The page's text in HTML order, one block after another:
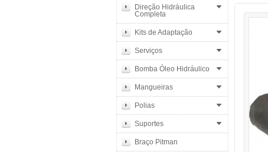
Direção Hidráulica
Completa
Kits de Adaptação
Serviços
Bomba Óleo Hidráulico
Mangueiras
Polias
Suportes
Braço Pitman